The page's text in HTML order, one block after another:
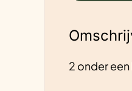
2 onder